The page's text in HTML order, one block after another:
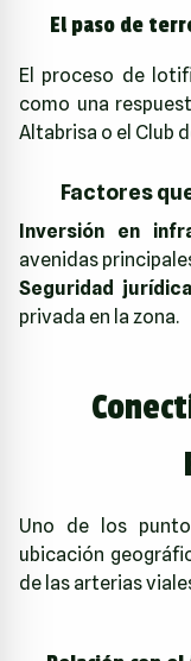
El paso de
El proceso de
como una
Altabrisa o el Club
Factores
Inversión en
avenidas
Seguridad
privada en la zona.
Uno de los
ubicación
de las arterias